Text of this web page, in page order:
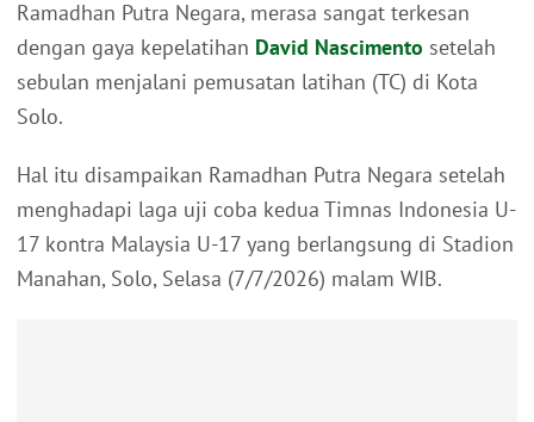
Ramadhan Putra Negara, merasa sangat terkesan
dengan gaya kepelatihan David Nascimento setelah
sebulan menjalani pemusatan latihan (TC) di Kota
Solo.
Hal itu disampaikan Ramadhan Putra Negara setelah
menghadapi laga uji coba kedua Timnas Indonesia U-
17 kontra Malaysia U-17 yang berlangsung di Stadion
Manahan, Solo, Selasa (7/7/2026) malam WIB.